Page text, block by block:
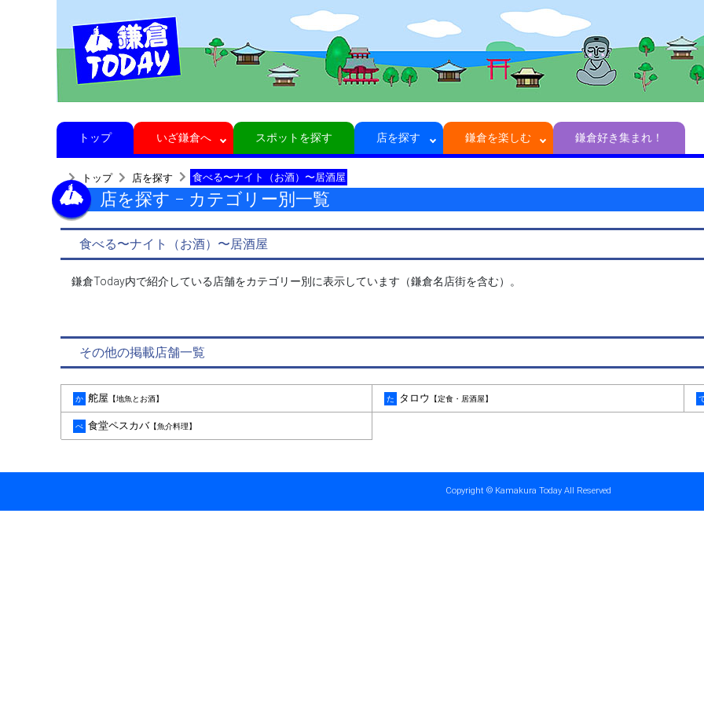
トップ いざ鎌倉へ スポットを探す 店を探す 鎌倉を楽しむ 鎌倉好き集まれ！
トップ 店を探す 食べる〜ナイト（お酒）〜居酒屋
店を探す − カテゴリー別一覧
食べる〜ナイト（お酒）〜居酒屋
鎌倉Today内で紹介している店舗をカテゴリー別に表示しています（鎌倉名店街を含む）。
その他の掲載店舗一覧
か 舵屋 【地魚とお酒】 た タロウ 【定食・居酒屋】
ぺ 食堂ペスカバ 【魚介料理】
Copyright © Kamakura Today All Reserved